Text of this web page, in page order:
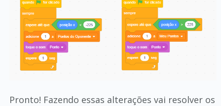
Pronto! Fazendo essas alterações vai resolver os